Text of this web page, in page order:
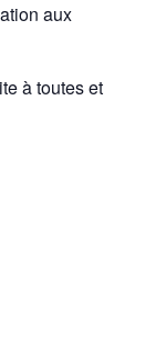
aux
à toutes et